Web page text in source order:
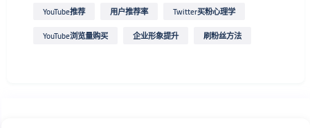
YouTube推荐
用户推荐率
Twitter买粉心理学
YouTube浏览量购买
企业形象提升 刷粉丝方法